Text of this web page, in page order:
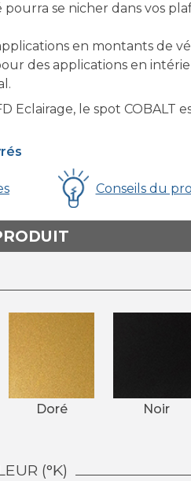
se nicher dans vos
en montants de
des applications en
Eclairage, le spot COBALT
Conseils du
Doré Noir
(°K)